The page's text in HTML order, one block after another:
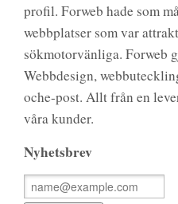
profil. Forweb hade som
webbplatser som var
sökmotorvänliga. Forweb
Webbdesign,
oche-post. Allt från en
våra kunder.
Nyhetsbrev